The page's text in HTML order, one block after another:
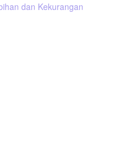
dan Kekurangan